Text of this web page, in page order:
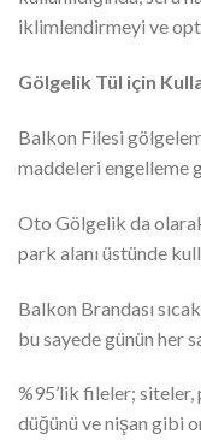
iklimlendirmeyi ve
Gölgelik Tül için
Balkon Filesi
maddeleri engelleme
Oto Gölgelik da
park alanı üstünde
Balkon Brandası
bu sayede günün her
%95’lik fileler; siteler,
düğünü ve nişan gibi